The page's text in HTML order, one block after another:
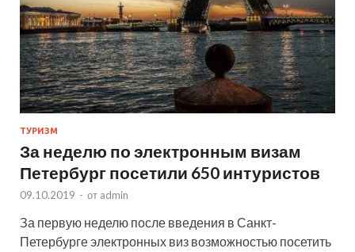
ТУРИЗМ
За неделю по электронным визам
Петербург посетили 650 интуристов
09.10.2019 - от admin
За первую неделю после введения в Санкт-
Петербурге электронных виз возможностью посетить